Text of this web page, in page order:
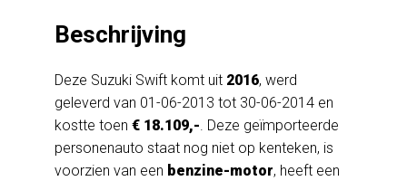
Beschrijving
Deze Suzuki Swift komt uit 2016, werd
geleverd van 01-06-2013 tot 30-06-2014 en
kostte toen € 18.109,-. Deze geïmporteerde
personenauto staat nog niet op kenteken, is
voorzien van een benzine-motor, heeft een